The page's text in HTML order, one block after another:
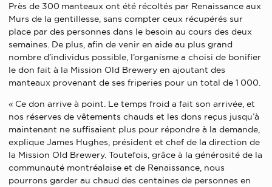
Près de 300 manteaux ont été récoltés par Renaissance aux
Murs de la gentillesse, sans compter ceux récupérés sur
place par des personnes dans le besoin au cours des deux
semaines. De plus, afin de venir en aide au plus grand
nombre d’individus possible, l’organisme a choisi de bonifier
le don fait à la Mission Old Brewery en ajoutant des
manteaux provenant de ses friperies pour un total de 1 000.
« Ce don arrive à point. Le temps froid a fait son arrivée, et
nos réserves de vêtements chauds et les dons reçus jusqu’à
maintenant ne suffisaient plus pour répondre à la demande,
explique James Hughes, président et chef de la direction de
la Mission Old Brewery. Toutefois, grâce à la générosité de la
communauté montréalaise et de Renaissance, nous
pourrons garder au chaud des centaines de personnes en